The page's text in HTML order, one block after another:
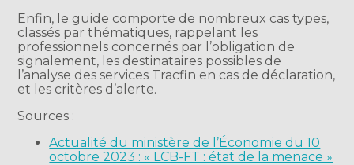
Enfin, le guide comporte de nombreux cas types,
classés par thématiques, rappelant les
professionnels concernés par l’obligation de
signalement, les destinataires possibles de
l’analyse des services Tracfin en cas de déclaration,
et les critères d’alerte.
Sources :
Actualité du ministère de l’Économie du 10
octobre 2023 : « LCB-FT : état de la menace »